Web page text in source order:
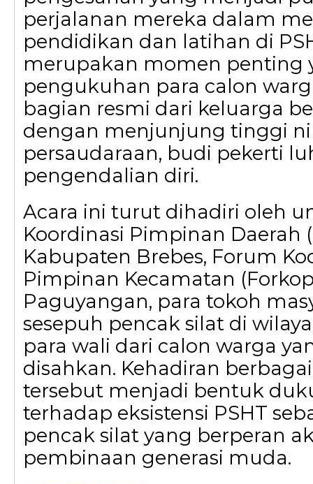
perjalanan mereka dalam
pendidikan dan latihan di
merupakan momen penting
pengukuhan para calon
bagian resmi dari keluarga
dengan menjunjung tinggi
persaudaraan, budi pekerti
pengendalian diri.
Acara ini turut dihadiri oleh
Koordinasi Pimpinan Daerah
Kabupaten Brebes, Forum
Pimpinan Kecamatan
Paguyangan, para tokoh
sesepuh pencak silat di
para wali dari calon warga
disahkan. Kehadiran
tersebut menjadi bentuk
terhadap eksistensi PSHT
pencak silat yang berperan
pembinaan generasi muda.